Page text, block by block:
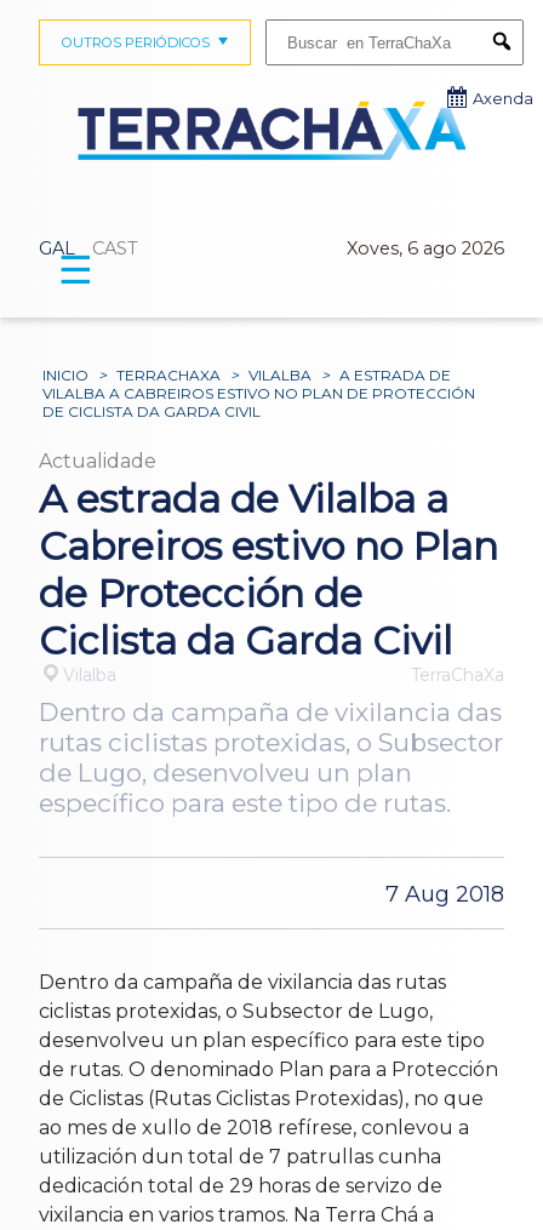
GAL CAST Xoves, 6 ago 2026
OUTROS PERIÓDICOS
Axenda
☰
INICIO > TERRACHAXA > VILALBA > A ESTRADA DE
VILALBA A CABREIROS ESTIVO NO PLAN DE PROTECCIÓN
DE CICLISTA DA GARDA CIVIL
Actualidade
A estrada de Vilalba a
Cabreiros estivo no Plan
de Protección de
Ciclista da Garda Civil
Vilalba TerraChaXa
Dentro da campaña de vixilancia das
rutas ciclistas protexidas, o Subsector
de Lugo, desenvolveu un plan
específico para este tipo de rutas.
7 Aug 2018
Dentro da campaña de vixilancia das rutas
ciclistas protexidas, o Subsector de Lugo,
desenvolveu un plan específico para este tipo
de rutas. O denominado Plan para a Protección
de Ciclistas (Rutas Ciclistas Protexidas), no que
ao mes de xullo de 2018 refírese, conlevou a
utilización dun total de 7 patrullas cunha
dedicación total de 29 horas de servizo de
vixilancia en varios tramos. Na Terra Chá a